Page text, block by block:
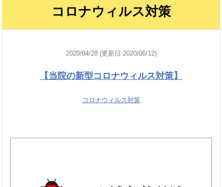
コロナウィルス対策
2020/04/28 (更新日:2020/06/12)
【当院の新型コロナウィルス対策】
コロナウィルス対策